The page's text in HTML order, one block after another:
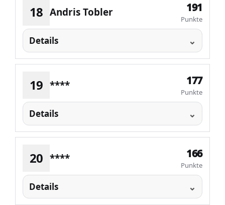
18 Andris Tobler 191
Punkte
Details
19 **** 177
Punkte
Details
20 **** 166
Punkte
Details